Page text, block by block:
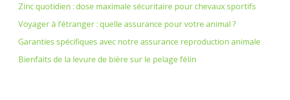
Zinc quotidien : dose maximale sécuritaire pour chevaux sportifs
Voyager à l’étranger : quelle assurance pour votre animal ?
Garanties spécifiques avec notre assurance reproduction animale
Bienfaits de la levure de bière sur le pelage félin